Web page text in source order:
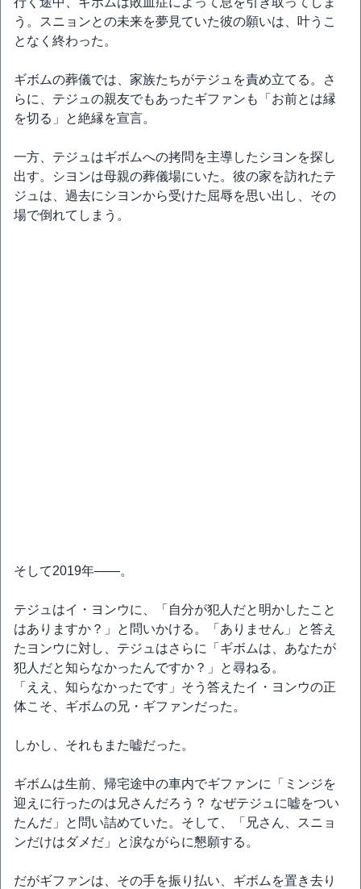
う。スニョンとの未来を夢見ていた彼の願いは、叶うこ
となく終わった。
ギボムの葬儀では、家族たちがテジュを責め立てる。さ
らに、テジュの親友でもあったギファンも「お前とは縁
を切る」と絶縁を宣言。
一方、テジュはギボムへの拷問を主導したシヨンを探し
出す。シヨンは母親の葬儀場にいた。彼の家を訪れたテ
ジュは、過去にシヨンから受けた屈辱を思い出し、その
場で倒れてしまう。
そして2019年――。
テジュはイ・ヨンウに、「自分が犯人だと明かしたこと
はありますか？」と問いかける。「ありません」と答え
たヨンウに対し、テジュはさらに「ギボムは、あなたが
犯人だと知らなかったんですか？」と尋ねる。
「ええ、知らなかったです」そう答えたイ・ヨンウの正
体こそ、ギボムの兄・ギファンだった。
しかし、それもまた嘘だった。
ギボムは生前、帰宅途中の車内でギファンに「ミンジを
迎えに行ったのは兄さんだろう？ なぜテジュに嘘をつい
たんだ」と問い詰めていた。そして、「兄さん、スニョ
ンだけはダメだ」と涙ながらに懇願する。
だがギファンは、その手を振り払い、ギボムを置き去り